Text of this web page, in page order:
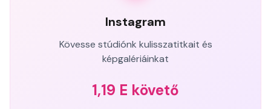
Instagram
Kövesse stúdiónk kulisszatitkait és
képgalériáinkat
1,19 E követő